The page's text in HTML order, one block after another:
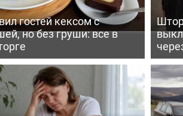
гостей кексом с
но без груши: все в